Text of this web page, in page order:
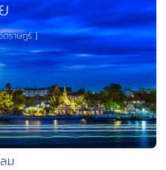
ม